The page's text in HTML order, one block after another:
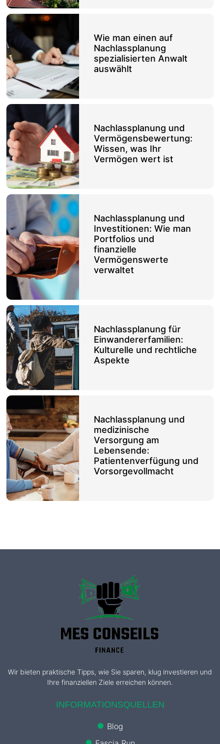
Wie man einen auf
Nachlassplanung
spezialisierten Anwalt
auswählt
Nachlassplanung und
Vermögensbewertung:
Wissen, was Ihr
Vermögen wert ist
Nachlassplanung und
Investitionen: Wie man
Portfolios und
finanzielle
Vermögenswerte
verwaltet
Nachlassplanung für
Einwandererfamilien:
Kulturelle und rechtliche
Aspekte
Nachlassplanung und
medizinische
Versorgung am
Lebensende:
Patientenverfügung und
Vorsorgevollmacht
Wir bieten praktische Tipps, wie Sie sparen, klug investieren und
Ihre finanziellen Ziele erreichen können.
INFORMATIONSQUELLEN
Blog